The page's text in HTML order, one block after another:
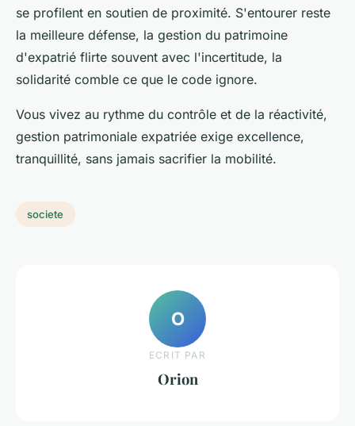
se profilent en soutien de proximité. S'entourer reste
la meilleure défense, la gestion du patrimoine
d'expatrié flirte souvent avec l'incertitude, la
solidarité comble ce que le code ignore.
Vous vivez au rythme du contrôle et de la réactivité,
gestion patrimoniale expatriée exige excellence,
tranquillité, sans jamais sacrifier la mobilité.
societe
O
ECRIT PAR
Orion